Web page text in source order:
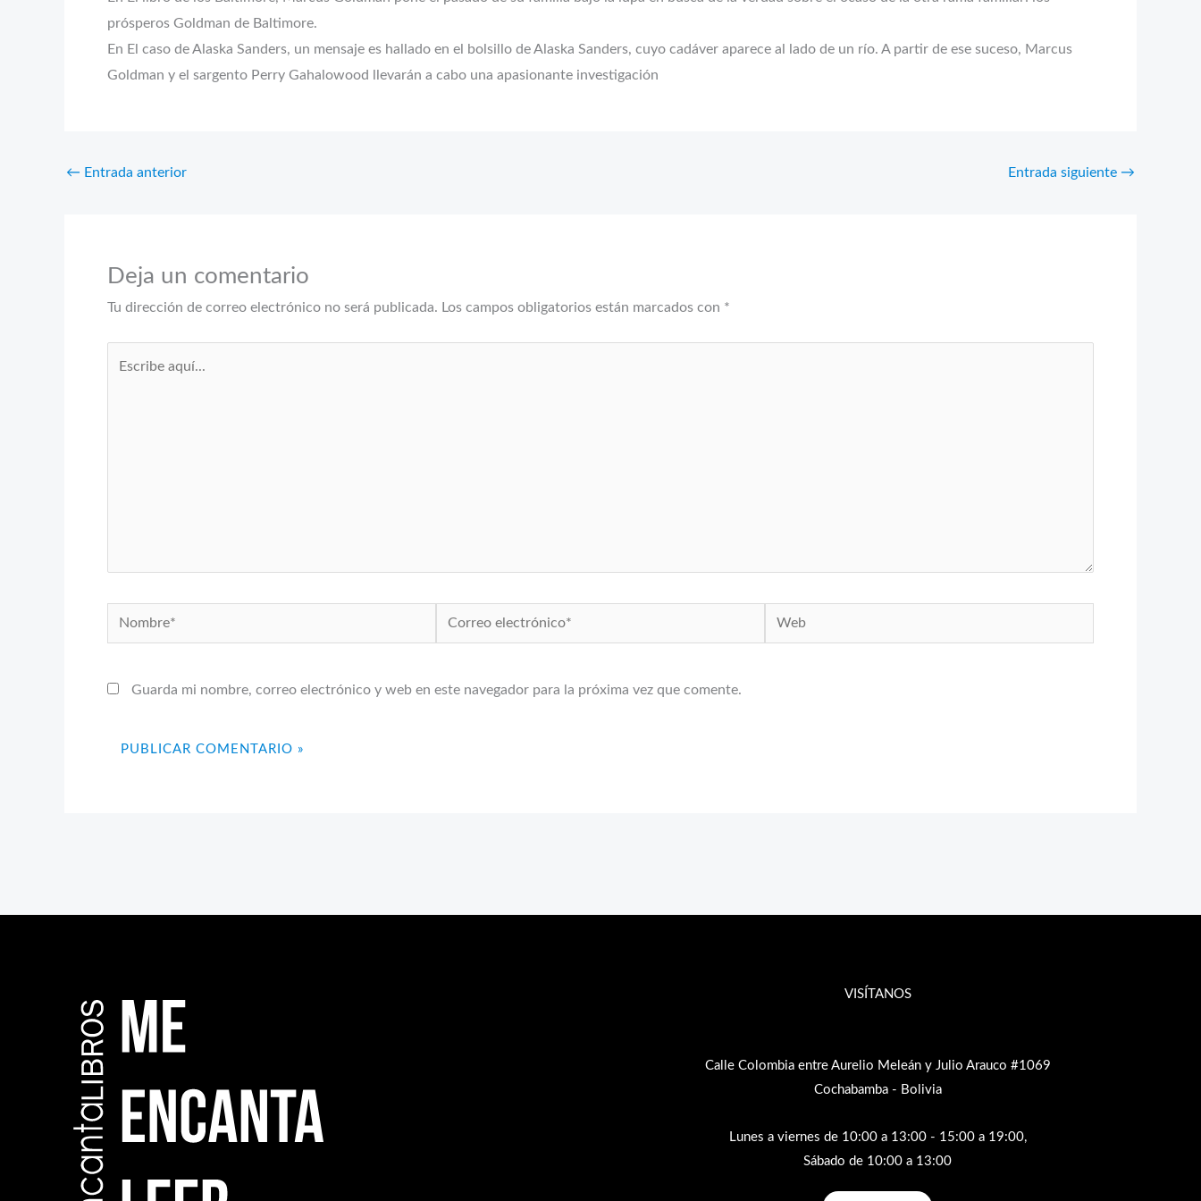
prósperos Goldman de Baltimore.
En El caso de Alaska Sanders, un mensaje es hallado en el bolsillo de Alaska Sanders, cuyo cadáver aparece al lado de un río. A partir de ese suceso, Marcus
Goldman y el sargento Perry Gahalowood llevarán a cabo una apasionante investigación
← Entrada anterior Entrada siguiente →
Deja un comentario
Tu dirección de correo electrónico no será publicada. Los campos obligatorios están marcados con *
Nombre*
Correo
electrónico*
Web
Guarda mi nombre, correo electrónico y web en este navegador para la próxima vez que comente.
VISÍTANOS
Calle Colombia entre Aurelio Meleán y Julio Arauco #1069
Cochabamba - Bolivia
Lunes a viernes de 10:00 a 13:00 - 15:00 a 19:00,
Sábado de 10:00 a 13:00